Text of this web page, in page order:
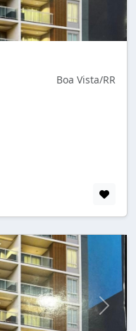
Boa Vista/RR